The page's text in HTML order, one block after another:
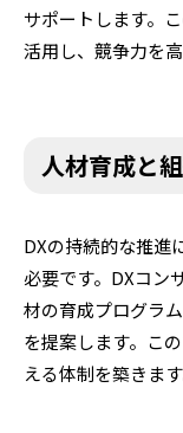
サポートします。
活用し、競争力を
人材育成と
DXの持続的な推進
必要です。DXコン
材の育成プログラ
を提案します。こ
える体制を築きます